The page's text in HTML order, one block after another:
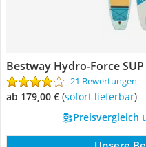
Bestway Hydro-Force
21 Bewertungen
ab 179,00 € ( Sofort lieferbar)
Preisvergleich